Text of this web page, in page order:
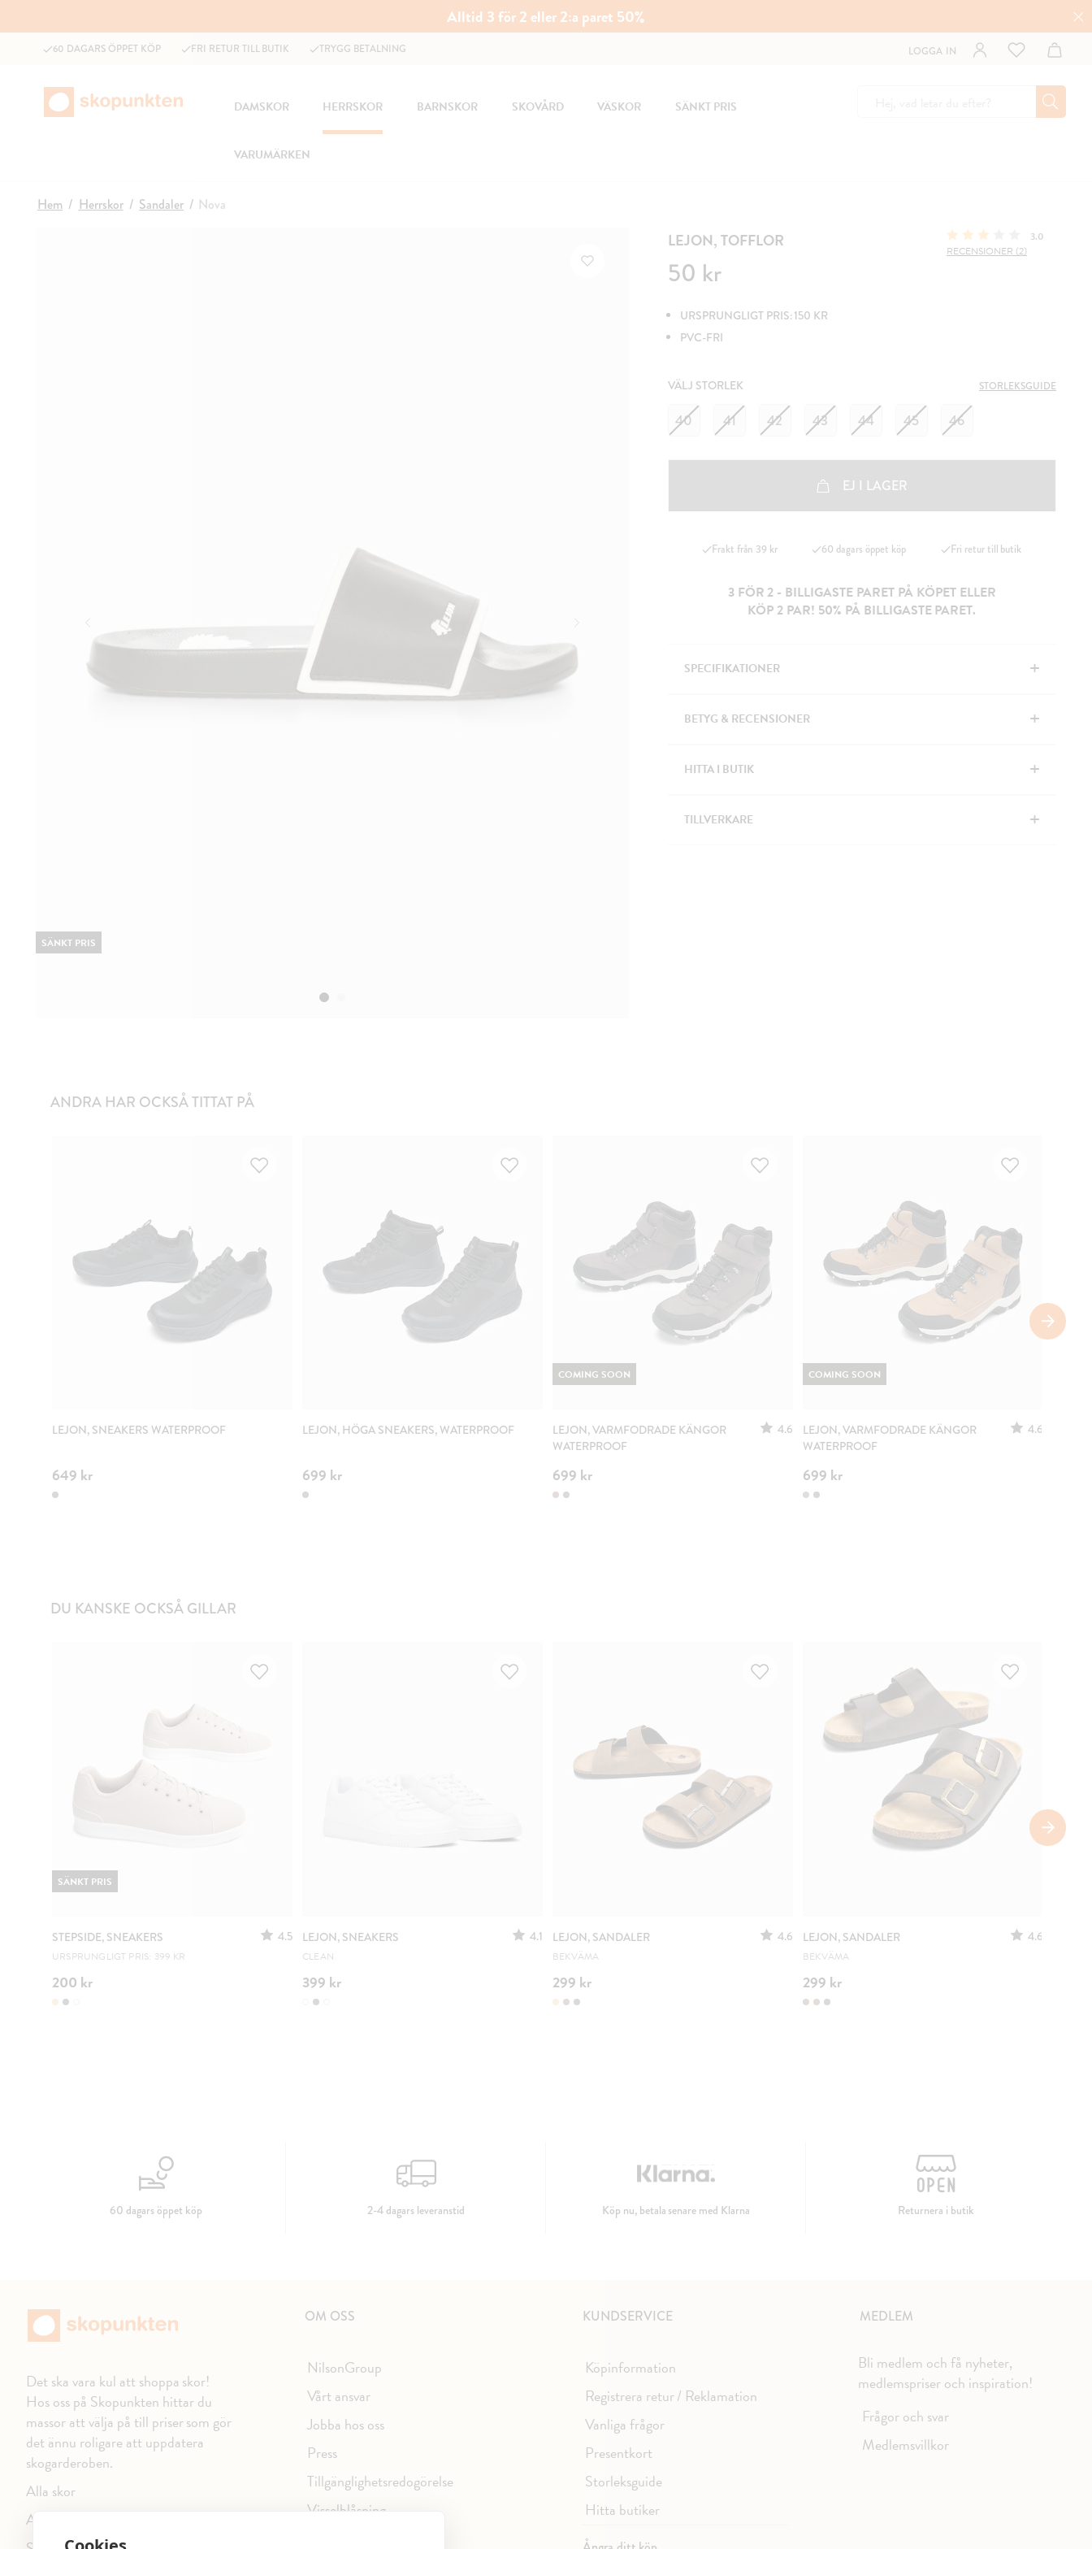
Alltid 3 för 2 eller 2:a paret 50%
60 DAGARS ÖPPET KÖP FRI RETUR TILL BUTIK TRYGG BETALNING LOGGA IN
DAMSKOR HERRSKOR BARNSKOR SKOVÅRD VÄSKOR SÄNKT PRIS
VARUMÄRKEN
Hem Herrskor Sandaler Nova
SÄNKT PRIS
LEJON, TOFFLOR
Pris:50 kr
50 kr
3.0
RECENSIONER (2)
URSPRUNGLIGT PRIS: 150 KR
PVC-FRI
VÄLJ STORLEK STORLEKSGUIDE
40 41 42 43 44 45 46
EJ I LAGER
Frakt från 39 kr 60 dagars öppet köp Fri retur till butik
3 FÖR 2 - BILLIGASTE PARET PÅ KÖPET ELLER
KÖP 2 PAR! 50% PÅ BILLIGASTE PARET.
SPECIFIKATIONER +
BETYG & RECENSIONER +
HITTA I BUTIK +
TILLVERKARE +
ANDRA HAR OCKSÅ TITTAT PÅ
LEJON, SNEAKERS WATERPROOF
649 kr
LEJON, HÖGA SNEAKERS, WATERPROOF
699 kr
LEJON, VARMFODRADE KÄNGOR
WATERPROOF
4.6
699 kr
COMING SOON
LEJON, VARMFODRADE KÄNGOR
WATERPROOF
4.6
699 kr
COMING SOON
DU KANSKE OCKSÅ GILLAR
STEPSIDE, SNEAKERS 4.5
URSPRUNGLIGT PRIS: 399 KR
200 kr
SÄNKT PRIS
LEJON, SNEAKERS 4.1
CLEAN
399 kr
LEJON, SANDALER 4.6
BEKVÄMA
299 kr
LEJON, SANDALER 4.6
BEKVÄMA
299 kr
60 dagars öppet köp 2-4 dagars leveranstid Köp nu, betala senare med Klarna Returnera i butik
Det ska vara kul att shoppa skor!
Hos oss på Skopunkten hittar du
massor att välja på till priser som gör
det ännu roligare att uppdatera
skogarderoben.
Alla skor
Alla varumärken
OM OSS
NilsonGroup
Vårt ansvar
Jobba hos oss
Press
Tillgänglighetsredogörelse
Visselblåsning
KUNDSERVICE
Köpinformation
Registrera retur / Reklamation
Vanliga frågor
Presentkort
Storleksguide
Hitta butiker
MEDLEM
Bli medlem och få nyheter,
medlemspriser och inspiration!
Frågor och svar
Medlemsvillkor